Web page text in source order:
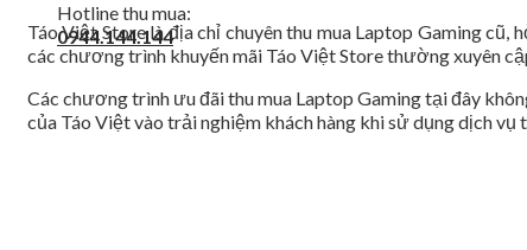
Hotline thu mua:
0944.144.144
Táo Việt Store là địa chỉ chuyên thu mua Laptop Gaming
các chương trình khuyến mãi Táo Việt Store thường xuyên
Các chương trình ưu đãi thu mua Laptop Gaming tại đây
của Táo Việt vào trải nghiệm khách hàng khi sử dụng dịch vụ